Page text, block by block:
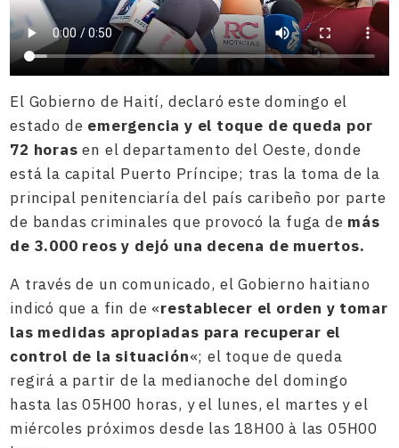
El Gobierno de Haití, declaró este domingo el
estado de emergencia y el toque de queda por
72 horas en el departamento del Oeste, donde
está la capital Puerto Príncipe; tras la toma de la
principal penitenciaría del país caribeño por parte
de bandas criminales que provocó la fuga de más
de 3.000 reos y dejó una decena de muertos.
A través de un comunicado, el Gobierno haitiano
indicó que a fin de «restablecer el orden y tomar
las medidas apropiadas para recuperar el
control de la situación«; el toque de queda
regirá a partir de la medianoche del domingo
hasta las 05H00 horas, y el lunes, el martes y el
miércoles próximos desde las 18H00 à las 05H00